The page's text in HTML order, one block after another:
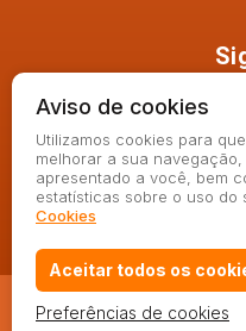
© 2020 - Angela Saraiva
Aviso de cookies
Utilizamos cookies para
melhorar a sua
apresentado a você, bem
estatísticas sobre o uso do
Cookies
Aceitar todos os
Preferências de cookies